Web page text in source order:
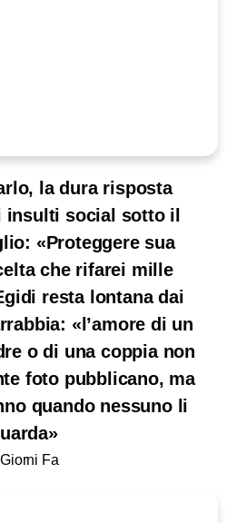
la dura risposta
insulti social sotto il
«Proteggere sua
che rifarei mille
resta lontana dai
«l’amore di un
o di una coppia non
foto pubblicano, ma
quando nessuno li
Fa